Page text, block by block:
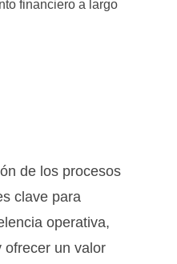
financiero a largo
de los procesos
clave para
operativa,
ofrecer un valor